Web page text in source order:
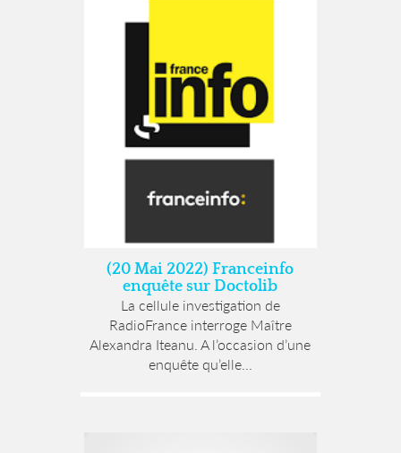
(20 Mai 2022) Franceinfo
enquête sur Doctolib
La cellule investigation de
RadioFrance interroge Maître
Alexandra Iteanu. A l’occasion d’une
enquête qu’elle...